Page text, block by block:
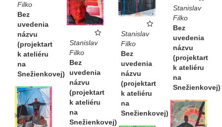
Filko
Bez
uvedenia
názvu
(projektart
k ateliéru
na
Snežienkovej)
Stanislav
Filko
Bez
uvedenia
názvu
(projektart
k ateliéru
na
Snežienkovej)
Stanislav
Filko
Bez
uvedenia
názvu
(projektart
k ateliéru
na
Snežienkovej)
Stanislav
Filko
Bez
uvedenia
názvu
(projektart
k ateliéru
na
Snežienkovej)